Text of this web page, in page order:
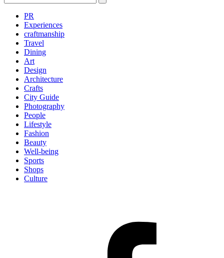
PR
Experiences
craftmanship
Travel
Dining
Art
Design
Architecture
Crafts
City Guide
Photography
People
Lifestyle
Fashion
Beauty
Well-being
Sports
Shops
Culture